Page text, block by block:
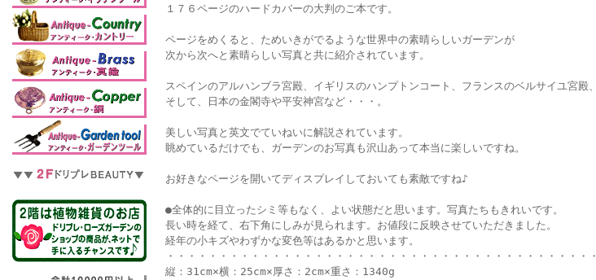
１７６ページのハードカバーの大判のご本です。
ページをめくると、ためいきがでるような世界中の素晴らしいガーデンが
次から次へと素晴らしい写真と共に紹介されています。
スペインのアルハンブラ宮殿、イギリスのハンプトンコート、フランスのベルサイユ宮殿、
そして、日本の金閣寺や平安神宮など・・・。
美しい写真と英文でていねいに解説されています。
眺めているだけでも、ガーデンのお写真も沢山あって本当に楽しいですね。
お好きなページを開いてディスプレイしておいても素敵ですね♪
●全体的に目立ったシミ等もなく、よい状態だと思います。写真たちもきれいです。
長い時を経て、右下角にしみが見られます。お値段に反映させていただきました。
経年の小キズやわずかな変色等はあるかと思います。
・・・・・・・・・・・・・・・・・・・・・・・・・・・・・・・・・・・・・・・・・
縦：31cm×横：25cm×厚さ：2cm×重さ：1340g